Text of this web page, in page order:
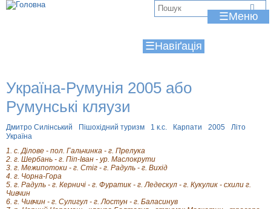
Jump to navigation
☰
☰
Україна-Румунія 2005 або
Румунські кляузи
Дмитро Силінський Пішохідний туризм 1 к.с. Карпати 2005
Літо
Україна
1. с. Ділове - пол. Гальчинка - г. Прелука
2. г. Шербань - г. Піп-Іван - ур. Маслокрути
3. г. Межипотоки - г. Стіг - г. Радуль - г. Вихід
4. г. Чорна-Гора
5. г. Радуль - г. Керничі - г. Фуратик - г. Ледескул - г. Кукулик - схили г.
Чивчин
6. г. Чивчин - г. Сулигул - г. Лостун - г. Баласинув